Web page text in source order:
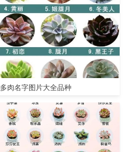
多肉名字图片大全品种